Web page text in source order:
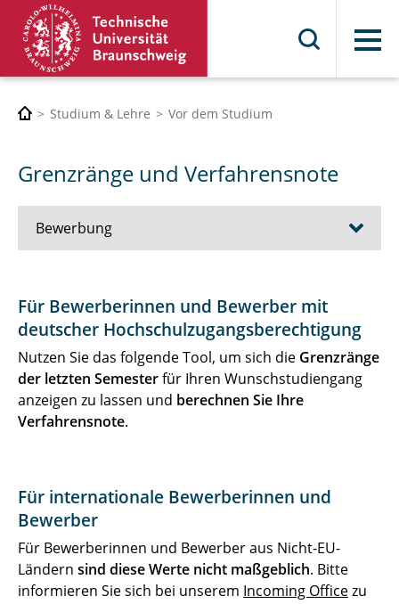
Menü
Studium & Lehre Vor dem Studium
Grenzränge und Verfahrensnote
Bewerbung
Besondere Bewerbungsverfahren
Zugangsvoraussetzungen
Bewerbungs-ABC
Für Bewerberinnen und Bewerber mit
deutscher Hochschulzugangsberechtigung
Nutzen Sie das folgende Tool, um sich die Grenzränge
der letzten Semesterfür Ihren Wunschstudiengang
anzeigen zu lassen und berechnen Sie Ihre
Verfahrensnote.
Für internationale Bewerberinnen und
Bewerber
Für Bewerberinnen und Bewerber aus Nicht-EU-
Ländern sind diese Werte nicht maßgeblich. Bitte
informieren Sie sich bei unserem Incoming Officezu